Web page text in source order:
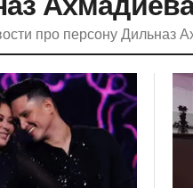
про персону Дильназ